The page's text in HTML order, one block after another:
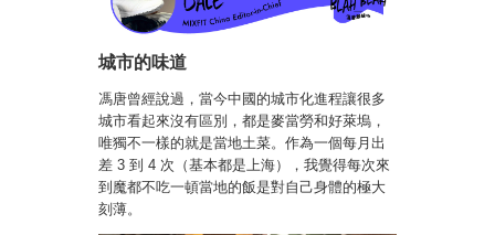
城市的味道
馮唐曾經說過，當今中國的城市化進程讓很多
城市看起來沒有區別，都是麥當勞和好萊塢，
唯獨不一樣的就是當地土菜。作為一個每月出
差 3 到 4 次（基本都是上海），我覺得每次來
到魔都不吃一頓當地的飯是對自己身體的極大
刻薄。